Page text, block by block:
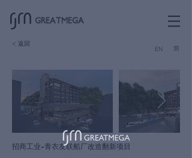
GREATMEGA
< 返回
EN 简
招商工业-青衣友联船厂改造翻新项目